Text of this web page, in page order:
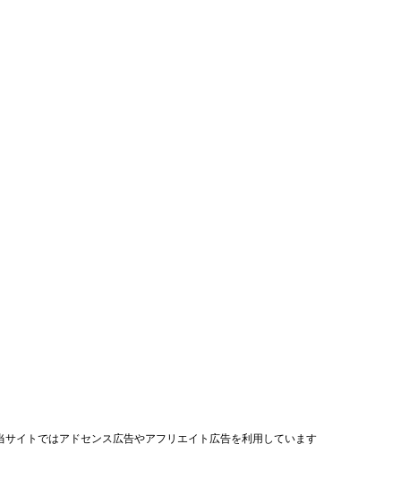
サイトではアドセンス広告やアフリエイト広告を利用しています